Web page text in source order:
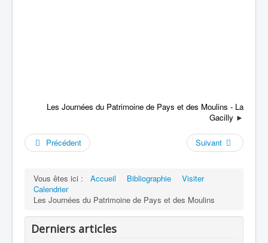
Les Journées du Patrimoine de Pays et des Moulins - La
Gacilly ►
Précédent Suivant
Vous êtes ici : Accueil Bibliographie
Visiter
Calendrier
Les Journées du Patrimoine de Pays et des Moulins
Derniers articles